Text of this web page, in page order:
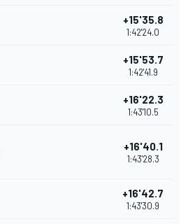
+15'35.8
1:42'24.0
+15'53.7
1:42'41.9
+16'22.3
1:43'10.5
+16'40.1
1:43'28.3
+16'42.7
1:43'30.9